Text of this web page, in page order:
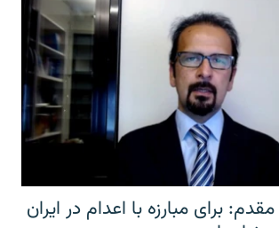
برای مبارزه با اعدام در ایران